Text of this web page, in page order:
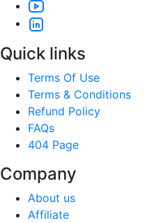
Quick links
Terms Of Use
Terms & Conditions
Refund Policy
FAQs
404 Page
Company
About us
Affiliate